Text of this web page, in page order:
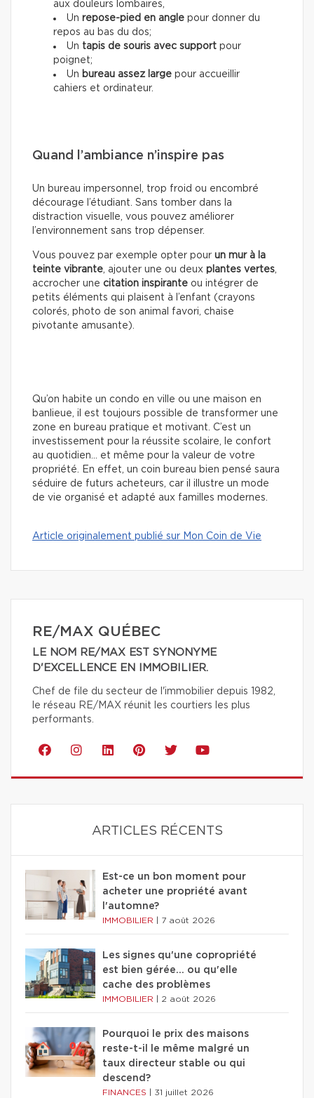
aux douleurs lombaires,
Un repose-pied en angle pour donner du
repos au bas du dos;
Un tapis de souris avec support pour
poignet;
Un bureau assez large pour accueillir
cahiers et ordinateur.
Quand l’ambiance n’inspire pas
Un bureau impersonnel, trop froid ou encombré
décourage l’étudiant. Sans tomber dans la
distraction visuelle, vous pouvez améliorer
l’environnement sans trop dépenser.
Vous pouvez par exemple opter pour un mur à la
teinte vibrante, ajouter une ou deux plantes vertes,
accrocher une citation inspirante ou intégrer de
petits éléments qui plaisent à l’enfant (crayons
colorés, photo de son animal favori, chaise
pivotante amusante).
Qu’on habite un condo en ville ou une maison en
banlieue, il est toujours possible de transformer une
zone en bureau pratique et motivant. C’est un
investissement pour la réussite scolaire, le confort
au quotidien… et même pour la valeur de votre
propriété. En effet, un coin bureau bien pensé saura
séduire de futurs acheteurs, car il illustre un mode
de vie organisé et adapté aux familles modernes.
Article originalement publié sur Mon Coin de Vie
RE/MAX QUÉBEC
LE NOM RE/MAX EST SYNONYME
D'EXCELLENCE EN IMMOBILIER.
Chef de file du secteur de l'immobilier depuis 1982,
le réseau RE/MAX réunit les courtiers les plus
performants.
ARTICLES RÉCENTS
Est-ce un bon moment pour
acheter une propriété avant
l'automne?
IMMOBILIER 7 août 2026
Les signes qu'une copropriété
est bien gérée… ou qu'elle
cache des problèmes
IMMOBILIER 2 août 2026
Pourquoi le prix des maisons
reste-t-il le même malgré un
taux directeur stable ou qui
descend?
FINANCES 31 juillet 2026